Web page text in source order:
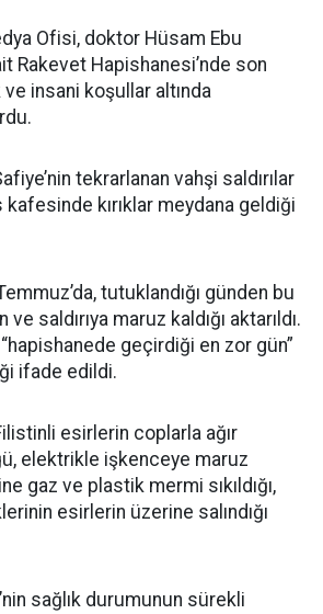
Ofisi, doktor Hüsam Ebu
Rakevet Hapishanesi’nde son
ve insani koşullar altında
tekrarlanan vahşi saldırılar
kırıklar meydana geldiği
tutuklandığı günden bu
ve saldırıya maruz kaldığı aktarıldı.
geçirdiği en zor gün”
ifade edildi.
esirlerin coplarla ağır
elektrikle işkenceye maruz
gaz ve plastik mermi sıkıldığı,
esirlerin üzerine salındığı
sağlık durumunun sürekli